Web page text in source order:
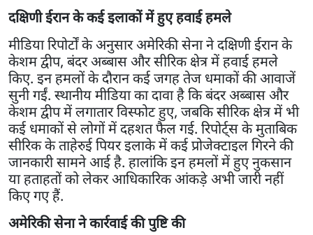
दक्षिणी ईरान के कई इलाकों में हुए हवाई हमले
मीडिया रिपोर्टों के अनुसार अमेरिकी सेना ने दक्षिणी ईरान के
केशम द्वीप, बंदर अब्बास और सीरिक क्षेत्र में हवाई हमले
किए. इन हमलों के दौरान कई जगह तेज धमाकों की आवाजें
सुनी गईं. स्थानीय मीडिया का दावा है कि बंदर अब्बास और
केशम द्वीप में लगातार विस्फोट हुए, जबकि सीरिक क्षेत्र में भी
कई धमाकों से लोगों में दहशत फैल गई. रिपोर्ट्स के मुताबिक
सीरिक के ताहेरुई पियर इलाके में कई प्रोजेक्टाइल गिरने की
जानकारी सामने आई है. हालांकि इन हमलों में हुए नुकसान
या हताहतों को लेकर आधिकारिक आंकड़े अभी जारी नहीं
किए गए हैं.
अमेरिकी सेना ने कार्रवाई की पुष्टि की